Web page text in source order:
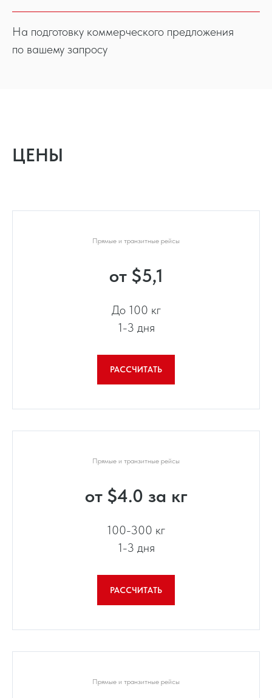
На подготовку коммерческого предложения
по вашему запросу
ЦЕНЫ
Прямые и транзитные рейсы
от $5,1
До 100 кг
1-3 дня
РАССЧИТАТЬ
Прямые и транзитные рейсы
от $4.0 за кг
100-300 кг
1-3 дня
РАССЧИТАТЬ
Прямые и транзитные рейсы